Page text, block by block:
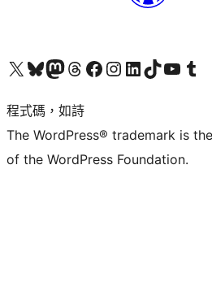
查看我們的 X (之前的 Twitter) 帳號造訪我們的 Bluesky 帳號造訪我們的 Mastodon 帳號造訪我們的 Threads 帳號 造訪我們的 Facebook 粉絲專頁Visit our Instagram account
Visit our LinkedIn account
造訪我們的 TikTok 帳號Visit our YouTube
造訪我們的 Tumblr 帳號
程式碼，如詩
The WordPress® trademark is
of the WordPress Foundation.